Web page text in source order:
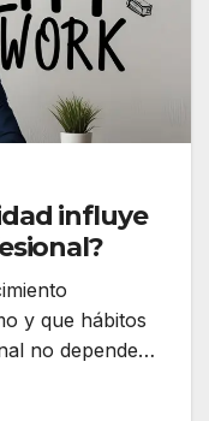
influye
y que hábitos
no depende…